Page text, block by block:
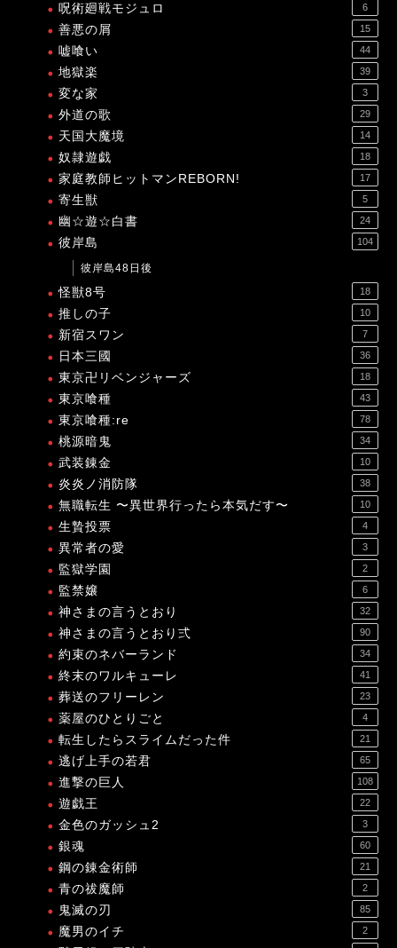
呪術廻戦モジュロ 6
善悪の屑 15
嘘喰い 44
地獄楽 39
変な家 3
外道の歌 29
天国大魔境 14
奴隷遊戯 18
家庭教師ヒットマンREBORN! 17
寄生獣 5
幽☆遊☆白書 24
彼岸島 104
彼岸島48日後
怪獣8号 18
推しの子 10
新宿スワン 7
日本三國 36
東京卍リベンジャーズ 18
東京喰種 43
東京喰種:re 78
桃源暗鬼 34
武装錬金 10
炎炎ノ消防隊 38
無職転生 〜異世界行ったら本気だす〜 10
生贄投票 4
異常者の愛 3
監獄学園 2
監禁嬢 6
神さまの言うとおり 32
神さまの言うとおり弍 90
約束のネバーランド 34
終末のワルキューレ 41
葬送のフリーレン 23
薬屋のひとりごと 4
転生したらスライムだった件 21
逃げ上手の若君 65
進撃の巨人 108
遊戯王 22
金色のガッシュ2 3
銀魂 60
鋼の錬金術師 21
青の祓魔師 2
鬼滅の刃 85
魔男のイチ 2